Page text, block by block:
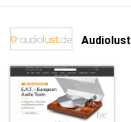
Audiolust